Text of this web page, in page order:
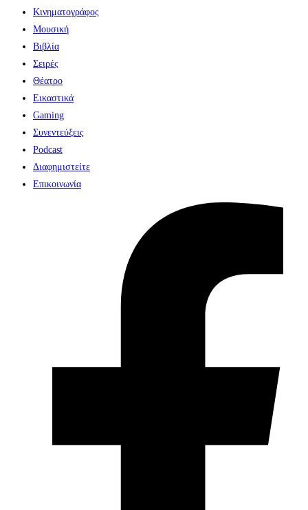
Κινηματογράφος
Μουσική
Βιβλία
Σειρές
Θέατρο
Εικαστικά
Gaming
Συνεντεύξεις
Podcast
Διαφημιστείτε
Επικοινωνία